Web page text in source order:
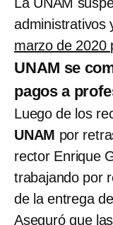
administrativos
marzo de 2020
UNAM se
pagos a
Luego de los
UNAM por
rector Enrique
trabajando por
de la entrega
Aseguró que